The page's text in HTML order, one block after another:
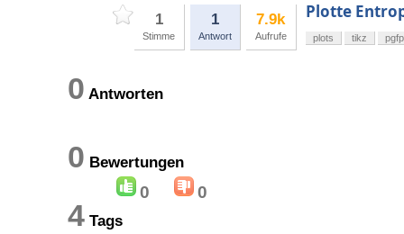
1
Stimme
1
Antwort
7.9k
Aufrufe
Plotte
plots tikz
0 Antworten
0 Bewertungen
0 0
4 Tags